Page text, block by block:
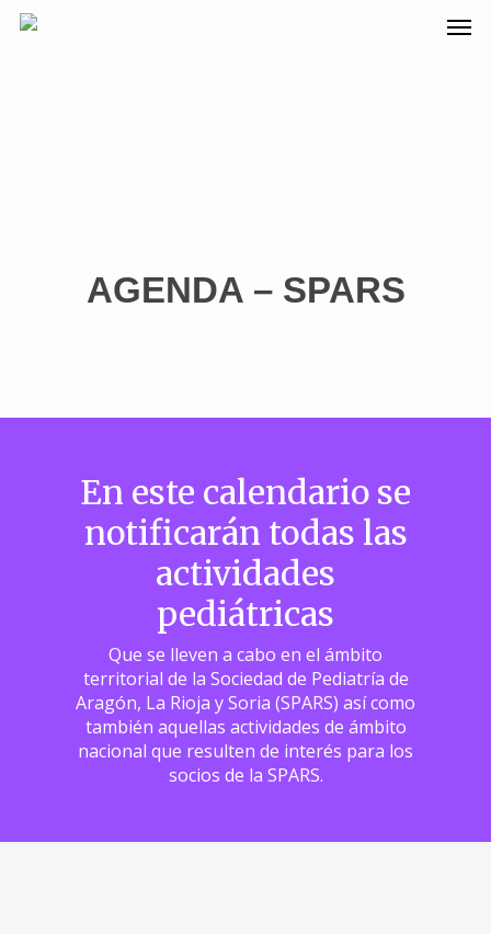
AGENDA – SPARS
En este calendario se
notificarán todas las
actividades
pediátricas
Que se lleven a cabo en el ámbito
territorial de la Sociedad de Pediatría de
Aragón, La Rioja y Soria (SPARS) así como
también aquellas actividades de ámbito
nacional que resulten de interés para los
socios de la SPARS.